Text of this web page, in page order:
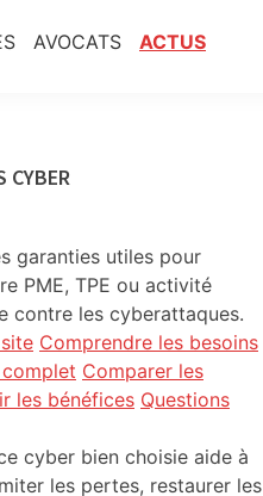
AVOCATS ACTUS
CYBER
garanties utiles pour
PME, TPE ou activité
contre les cyberattaques.
Comprendre les besoins
Comparer les
les bénéfices Questions
cyber bien choisie aide à
les pertes, restaurer les